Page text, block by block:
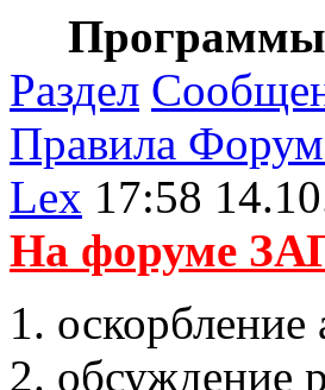
Раздел
Правила
Lex 17:58
На форуме
обсуждение